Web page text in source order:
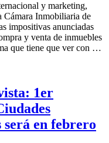
y marketing,
Cámara Inmobiliaria de
impositivas anunciadas
y venta de inmuebles
que tiene que ver con …
1er
será en febrero